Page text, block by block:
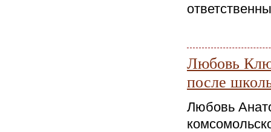
Любовь
после
Любовь